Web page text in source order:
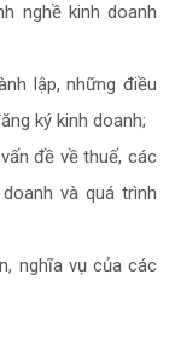
nghề kinh doanh
lập, những điều
ký kinh doanh;
đề về thuế, các
và quá trình
nghĩa vụ của các